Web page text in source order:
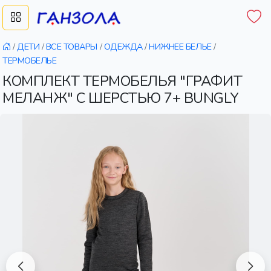
/ДЕТИ /ВСЕ ТОВАРЫ /ОДЕЖДА/НИЖНЕЕ БЕЛЬЕ/
ТЕРМОБЕЛЬЕ
КОМПЛЕКТ ТЕРМОБЕЛЬЯ "ГРАФИТ
МЕЛАНЖ" С ШЕРСТЬЮ 7+ BUNGLY